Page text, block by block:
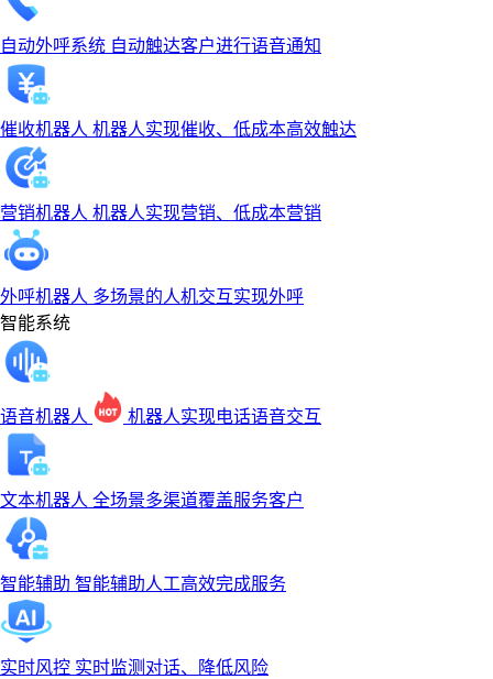
自动外呼系统 自动触达客户进行语音通知
催收机器人 机器人实现催收、低成本高效触达
营销机器人 机器人实现营销、低成本营销
外呼机器人 多场景的人机交互实现外呼
智能系统
语音机器人 机器人实现电话语音交互
文本机器人 全场景多渠道覆盖服务客户
智能辅助 智能辅助人工高效完成服务
实时风控 实时监测对话、降低风险